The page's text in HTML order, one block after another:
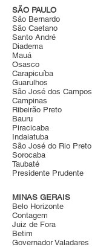
SÃO PAULO
Sâo Bernardo
São Caetano
Santo André
Diadema
Mauá
Osasco
Carapicuíba
Guarulhos
São José dos Campos
Campinas
Ribeirão Preto
Bauru
Piracicaba
Indaiatuba
São José do Rio Preto
Sorocaba
Taubaté
Presidente Prudente
MINAS GERAIS
Belo Horizonte
Contagem
Juiz de Fora
Betim
Governador Valadares